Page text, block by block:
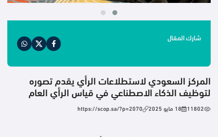
شارك المقال
المركز السعودي لاستطلاعات الرأي يقدم تصوره
لتوظيف الذكاء الاصطناعي في قياس الرأي العام
11802 18 مايو 2025 https://scop.sa/?p=2070